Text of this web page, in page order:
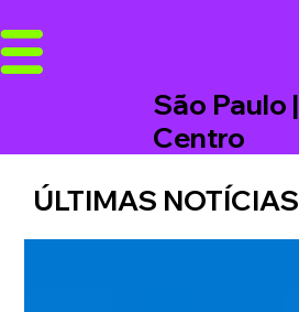
São Paulo |
Centro
ÚLTIMAS NOTÍCIAS